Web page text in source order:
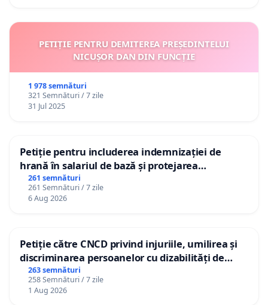
PETIȚIE PENTRU DEMITEREA PREȘEDINTELUI
NICUȘOR DAN DIN FUNCȚIE
1 978 semnături
321 Semnături / 7 zile
31 Jul 2025
Petiție pentru includerea indemnizației de
hrană în salariul de bază și protejarea
gradațiilor de vechime pentru asistenții
personali
261 semnături
261 Semnături / 7 zile
6 Aug 2026
Petiție către CNCD privind injuriile, umilirea și
discriminarea persoanelor cu dizabilități de
către utilizatorul TikTok „Gorici”
263 semnături
258 Semnături / 7 zile
1 Aug 2026